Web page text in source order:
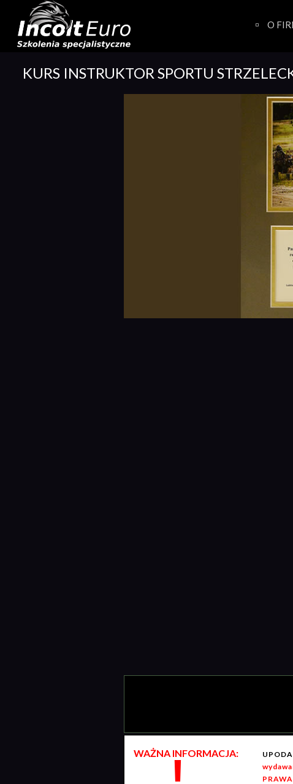
content
O
KURS INSTRUKTOR SPORTU
WAŻNA INFORMACJA: